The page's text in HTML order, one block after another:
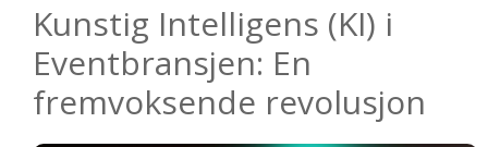
Kunstig Intelligens (KI) i
Eventbransjen: En
fremvoksende revolusjon